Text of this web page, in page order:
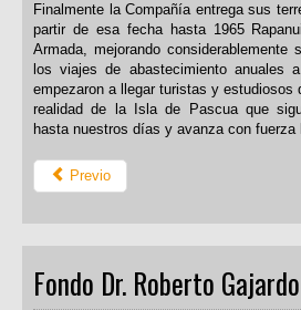
Finalmente la Compañía entrega sus
partir de esa fecha hasta 1965
Armada, mejorando considerablemente
los viajes de abastecimiento anuales
empezaron a llegar turistas y estudiosos
realidad de la Isla de Pascua que
hasta nuestros días y avanza con fuerza
Previo
Fondo Dr. Roberto Gajardo